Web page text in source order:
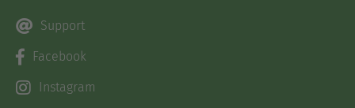
Support
Facebook
Instagram